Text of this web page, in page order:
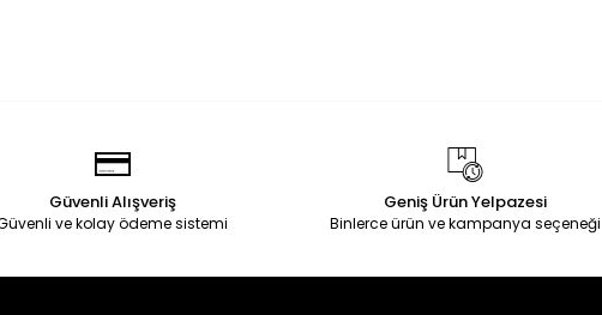
Güvenli Alışveriş
ve kolay ödeme sistemi
Geniş Ürün Yelpazesi
Binlerce ürün ve kampanya seçeneği